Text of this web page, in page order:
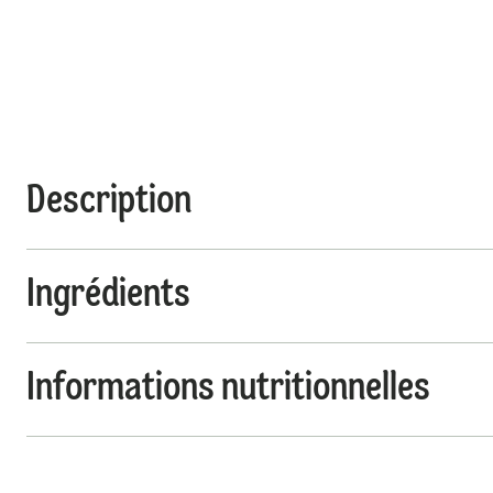
Description
Ingrédients
Informations nutritionnelles